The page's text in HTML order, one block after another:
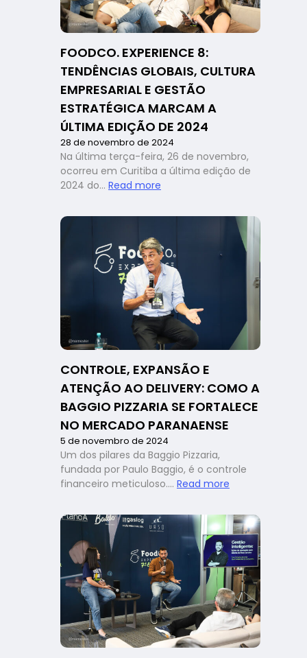
FOODCO. EXPERIENCE 8:
TENDÊNCIAS GLOBAIS, CULTURA
EMPRESARIAL E GESTÃO
ESTRATÉGICA MARCAM A
ÚLTIMA EDIÇÃO DE 2024
28 de novembro de 2024
Na última terça-feira, 26 de novembro,
ocorreu em Curitiba a última edição de
2024 do… Read more
Experience
tendências
globais,
cultura
empresarial
e
gestão
estratégica
marcam
última
edição
de
2024
CONTROLE, EXPANSÃO E
ATENÇÃO AO DELIVERY: COMO A
BAGGIO PIZZARIA SE FORTALECE
NO MERCADO PARANAENSE
5 de novembro de 2024
Um dos pilares da Baggio Pizzaria,
fundada por Paulo Baggio, é o controle
financeiro meticuloso.… Read more
expansão
e
atenção
ao
delivery:
como
a
Baggio
Pizzaria
se